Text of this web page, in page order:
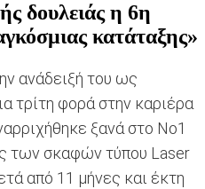
δουλειάς η 6η
κατάταξης»
ανάδειξή του ως
τρίτη φορά στην καριέρα
ξανά στο Νο1
των σκαφών τύπου Laser
από 11 μήνες και έκτη